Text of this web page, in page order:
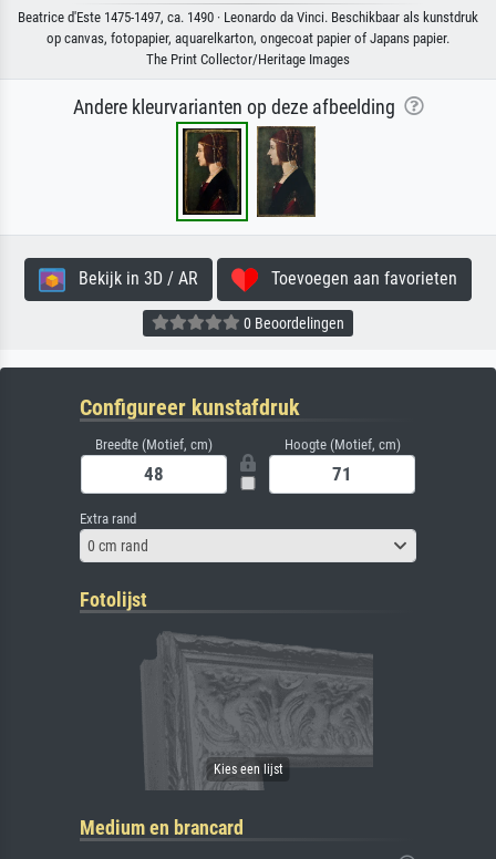
Beatrice d'Este 1475-1497, ca. 1490 · Leonardo da Vinci. Beschikbaar als kunstdruk
op canvas, fotopapier, aquarelkarton, ongecoat papier of Japans papier.
The Print Collector/Heritage Images
Andere kleurvarianten op deze afbeelding
Bekijk in 3D / AR Toevoegen aan favorieten
0 Beoordelingen
Configureer kunstafdruk
Breedte (Motief, cm) Hoogte (Motief, cm)
Extra rand
0 cm rand
Fotolijst
Medium en brancard